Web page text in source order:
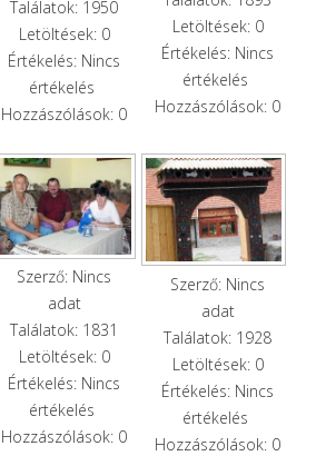
Találatok: 1950
Letöltések: 0
Értékelés: Nincs
értékelés
Hozzászólások: 0
Letöltések: 0
Értékelés: Nincs
értékelés
Hozzászólások: 0
Szerző: Nincs
adat
Találatok: 1831
Letöltések: 0
Értékelés: Nincs
értékelés
Hozzászólások: 0
Szerző: Nincs
adat
Találatok: 1928
Letöltések: 0
Értékelés: Nincs
értékelés
Hozzászólások: 0